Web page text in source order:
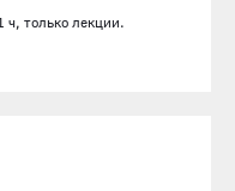
только лекции.